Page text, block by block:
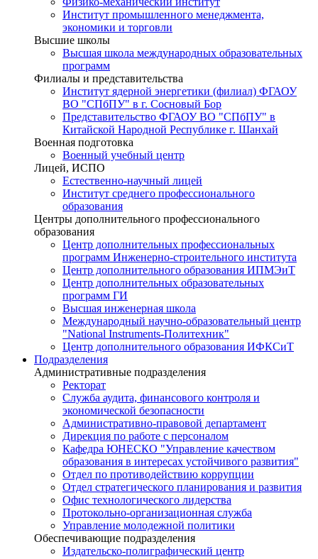
Институт промышленного менеджмента,
экономики и торговли
Высшие школы
Высшая школа международных образовательных
программ
Филиалы и представительства
Институт ядерной энергетики (филиал) ФГАОУ
ВО "СПбПУ" в г. Сосновый Бор
Представительство ФГАОУ ВО "СПбПУ" в
Китайской Народной Республике г. Шанхай
Военная подготовка
Военный учебный центр
Лицей, ИСПО
Естественно-научный лицей
Институт среднего профессионального
образования
Центры дополнительного профессионального
образования
Центр дополнительных профессиональных
программ Инженерно-строительного института
Центр дополнительного образования ИПМЭиТ
Центр дополнительных образовательных
программ ГИ
Высшая инженерная школа
Международный научно-образовательный центр
"National Instruments-Политехник"
Центр дополнительного образования ИФКСиТ
Подразделения
Административные подразделения
Ректорат
Служба аудита, финансового контроля и
экономической безопасности
Административно-правовой департамент
Дирекция по работе с персоналом
Кафедра ЮНЕСКО "Управление качеством
образования в интересах устойчивого развития"
Отдел по противодействию коррупции
Отдел стратегического планирования и развития
Офис технологического лидерства
Протокольно-организационная служба
Управление молодежной политики
Обеспечивающие подразделения
Издательско-полиграфический центр